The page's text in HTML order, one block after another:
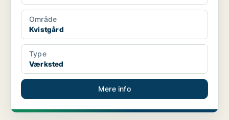
Område
Kvistgård
Type
Værksted
Mere info